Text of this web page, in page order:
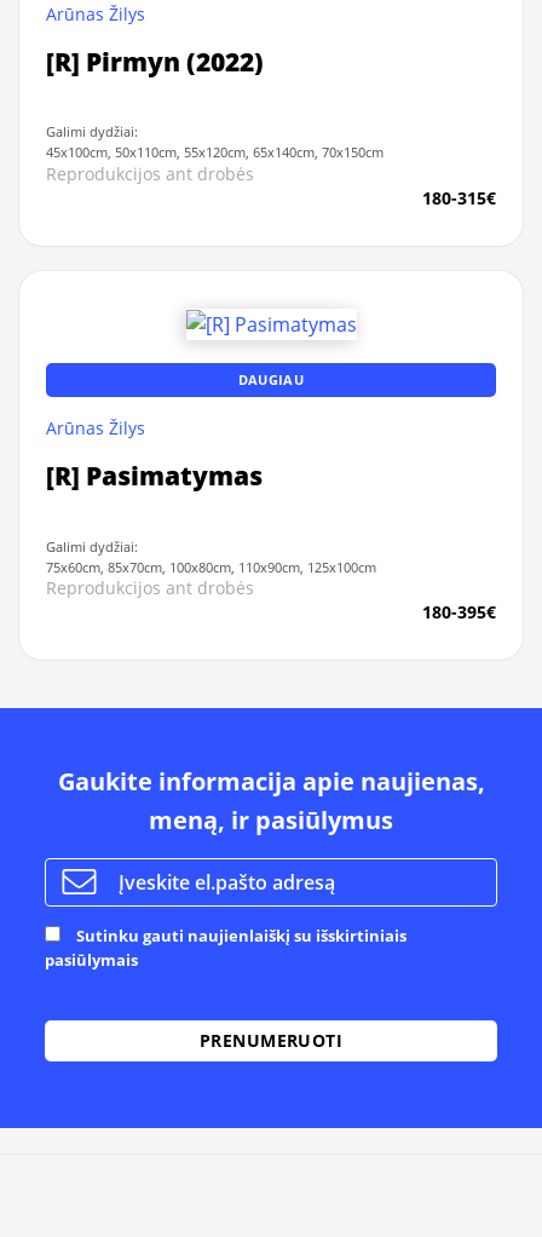
Arūnas Žilys
[R] Pirmyn (2022)
Galimi dydžiai:
45x100cm, 50x110cm, 55x120cm, 65x140cm, 70x150cm
Reprodukcijos ant drobės
180-315€
DAUGIAU
Arūnas Žilys
[R] Pasimatymas
Galimi dydžiai:
75x60cm, 85x70cm, 100x80cm, 110x90cm, 125x100cm
Reprodukcijos ant drobės
180-395€
Gaukite informacija apie naujienas,
meną, ir pasiūlymus
Sutinku gauti naujienlaiškį su išskirtiniais
pasiūlymais